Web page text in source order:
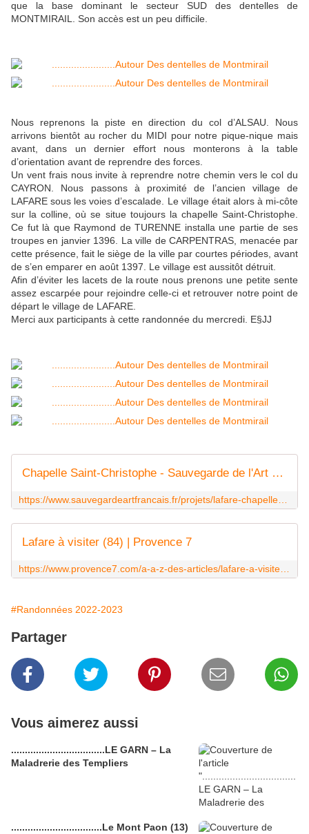
que la base dominant le secteur SUD des dentelles de
MONTMIRAIL. Son accès est un peu difficile.
Nous reprenons la piste en direction du col d’ALSAU. Nous
arrivons bientôt au rocher du MIDI pour notre pique-nique mais
avant, dans un dernier effort nous monterons à la table
d’orientation avant de reprendre des forces.
Un vent frais nous invite à reprendre notre chemin vers le col du
CAYRON. Nous passons à proximité de l’ancien village de
LAFARE sous les voies d’escalade. Le village était alors à mi-côte
sur la colline, où se situe toujours la chapelle Saint-Christophe.
Ce fut là que Raymond de TURENNE installa une partie de ses
troupes en janvier 1396. La ville de CARPENTRAS, menacée par
cette présence, fait le siège de la ville par courtes périodes, avant
de s’en emparer en août 1397. Le village est aussitôt détruit.
Afin d’éviter les lacets de la route nous prenons une petite sente
assez escarpée pour rejoindre celle-ci et retrouver notre point de
départ le village de LAFARE.
Merci aux participants à cette randonnée du mercredi. E§JJ
Chapelle Saint-Christophe - Sauvegarde de l'Art Français
Lafare à visiter (84) | Provence 7
#Randonnées 2022-2023
Partager
Vous aimerez aussi
..................................LE GARN – La
Maladrerie des Templiers
.................................Le Mont Paon (13)